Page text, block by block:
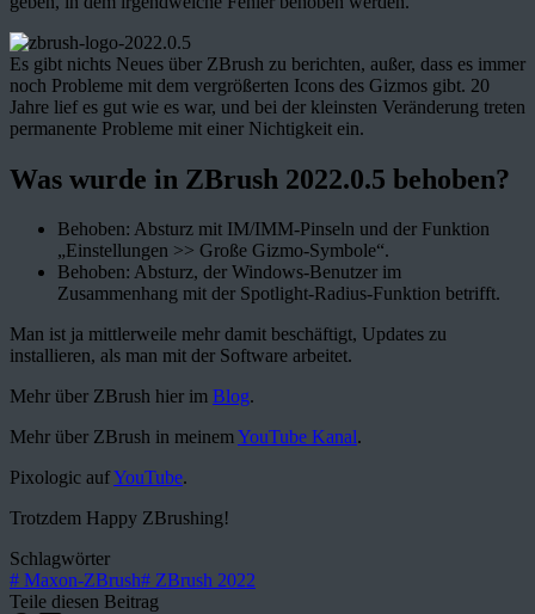
Es gibt nichts Neues über ZBrush zu berichten, außer, dass es immer
noch Probleme mit dem vergrößerten Icons des Gizmos gibt. 20
Jahre lief es gut wie es war, und bei der kleinsten Veränderung treten
permanente Probleme mit einer Nichtigkeit ein.
Was wurde in ZBrush 2022.0.5 behoben?
Behoben: Absturz mit IM/IMM-Pinseln und der Funktion
„Einstellungen >> Große Gizmo-Symbole“.
Behoben: Absturz, der Windows-Benutzer im
Zusammenhang mit der Spotlight-Radius-Funktion betrifft.
Man ist ja mittlerweile mehr damit beschäftigt, Updates zu
installieren, als man mit der Software arbeitet.
Mehr über ZBrush hier im Blog.
Mehr über ZBrush in meinemYouTube Kanal.
Pixologic aufYouTube.
Trotzdem Happy ZBrushing!
Schlagwörter
# Maxon-ZBrush# ZBrush 2022
Teile diesen Beitrag